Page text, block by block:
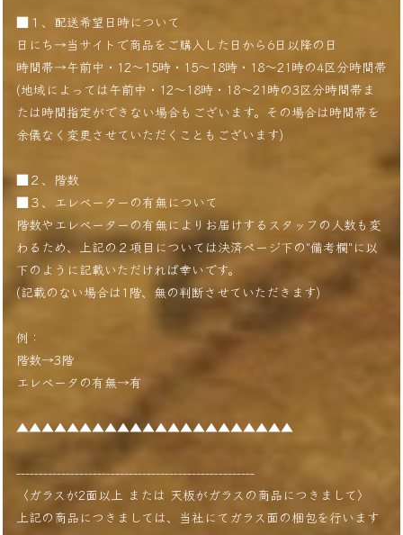
■１、配送希望日時について
日にち→当サイトで商品をご購入した日から6日以降の日
時間帯→午前中・12〜15時・15〜18時・18〜21時の4区分時間帯
(地域によっては午前中・12〜18時・18〜21時の3区分時間帯ま
たは時間指定ができない場合もございます。その場合は時間帯を
余儀なく変更させていただくこともございます)
■２、階数
■３、エレベーターの有無について
階数やエレベーターの有無によりお届けするスタッフの人数も変
わるため、上記の２項目については決済ページ下の"備考欄"に以
下のように記載いただければ幸いです。
(記載のない場合は1階、無の判断させていただきます)
例：
階数→3階
エレベータの有無→有
▲▲▲▲▲▲▲▲▲▲▲▲▲▲▲▲▲▲▲▲▲▲
-----------------------------------------------------
〈ガラスが2面以上 または 天板がガラスの商品につきまして〉
上記の商品につきましては、当社にてガラス面の梱包を行います